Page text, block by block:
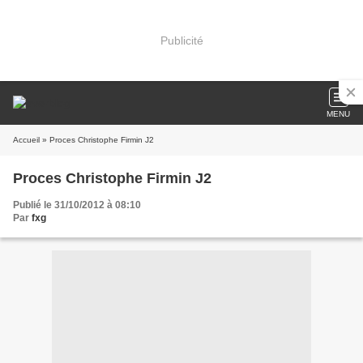
Publicité
MENU
Accueil » Proces Christophe Firmin J2
Proces Christophe Firmin J2
Publié le 31/10/2012 à 08:10
Par fxg